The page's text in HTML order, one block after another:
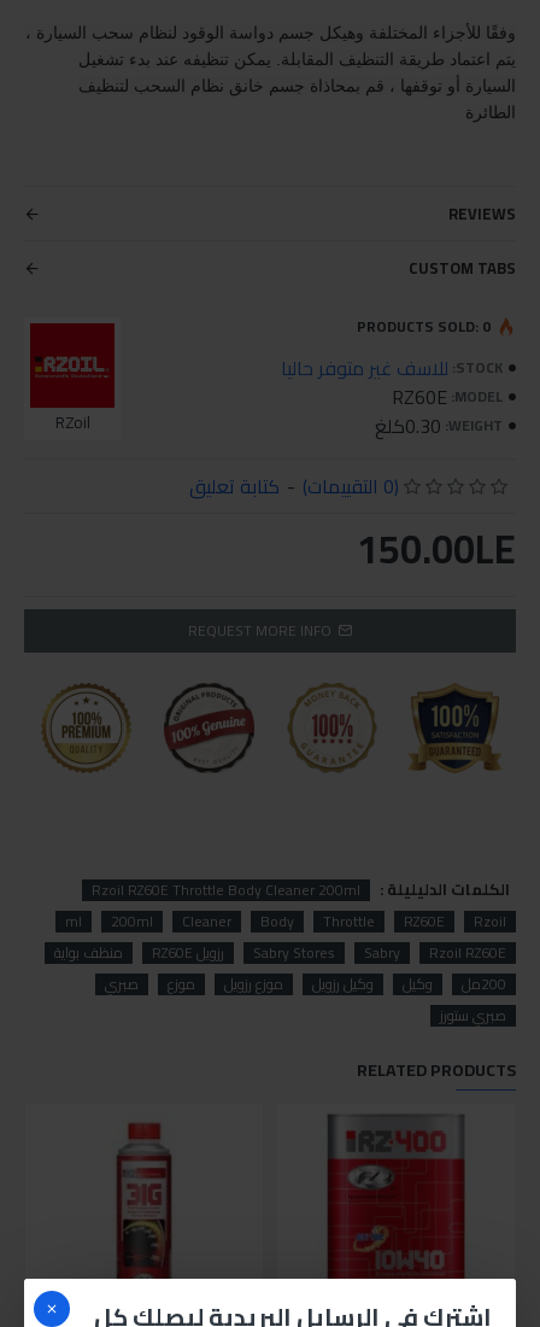
اشترك في الرسايل البريدية ليصلك كل
وفقًا للأجزاء المختلفة وهيكل جسم دواسة الوقود لنظام سحب السيارة ،
يتم اعتماد طريقة التنظيف المقابلة. يمكن تنظيفه عند بدء تشغيل
السيارة أو توقفها ، قم بمحاذاة جسم خانق نظام السحب لتنظيف
الطائرة
REVIEWS
CUSTOM TABS
STOCK: للاسف غير متوفر حاليا
MODEL:
RZ60E
WEIGHT: 0.30كلغ RZoil
PRODUCTS SOLD: 0
(0 التقييمات) - كتابة تعليق
150.00LE
REQUEST MORE INFO
الكلمات الدليليلة :
Rzoil RZ60E Throttle Body Cleaner 200ml
Rzoil
RZ60E
Throttle
Body
Cleaner
200ml
ml
Rzoil RZ60E
Sabry
Sabry Stores رزويل RZ60E
منظف بواية
200مل
وكيل وكيل رزويل موزع رزويل موزع
صبري
صبري ستورز
RELATED PRODUCTS